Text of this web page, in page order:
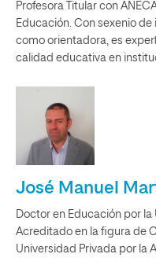
Profesora Titular con
Educación. Con sexenio
como orientadora, es
calidad educativa en
José Manuel
Doctor en Educación por
Acreditado en la figura de
Universidad Privada por la